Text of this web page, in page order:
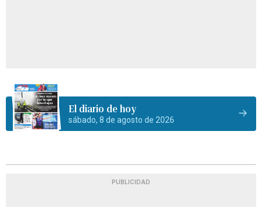
El diario de hoy
sábado, 8 de agosto de 2026
PUBLICIDAD